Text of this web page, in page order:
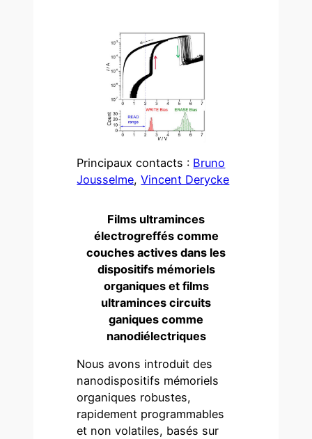
Principaux contacts : Bruno
Jousselme,Vincent Derycke
Films ultraminces
électrogreffés comme
couches actives dans les
dispositifs mémoriels
organiques etfilms
ultraminces circuits
ganiques comme
nanodiélectriques
Nous avons introduit des
nanodispositifs mémoriels
organiques robustes,
rapidement programmables
et non volatiles, basés sur